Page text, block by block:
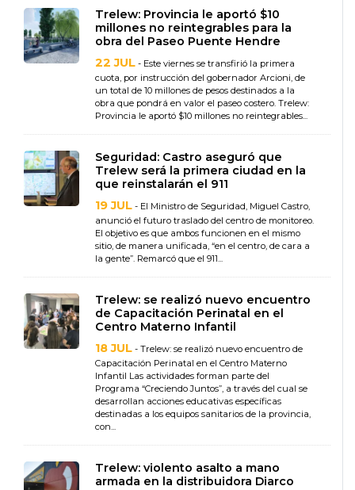
Trelew: Provincia le aportó $10
millones no reintegrables para la
obra del Paseo Puente Hendre
22 JUL - Este viernes se transfirió la primera
cuota, por instrucción del gobernador Arcioni, de
un total de 10 millones de pesos destinados a la
obra que pondrá en valor el paseo costero. Trelew:
Provincia le aportó $10 millones no reintegrables...
Seguridad: Castro aseguró que
Trelew será la primera ciudad en la
que reinstalarán el 911
19 JUL - El Ministro de Seguridad, Miguel Castro,
anunció el futuro traslado del centro de monitoreo.
El objetivo es que ambos funcionen en el mismo
sitio, de manera unificada, “en el centro, de cara a
la gente”. Remarcó que el 911...
Trelew: se realizó nuevo encuentro
de Capacitación Perinatal en el
Centro Materno Infantil
18 JUL - Trelew: se realizó nuevo encuentro de
Capacitación Perinatal en el Centro Materno
Infantil Las actividades forman parte del
Programa “Creciendo Juntos”, a través del cual se
desarrollan acciones educativas específicas
destinadas a los equipos sanitarios de la provincia,
con...
Trelew: violento asalto a mano
armada en la distribuidora Diarco